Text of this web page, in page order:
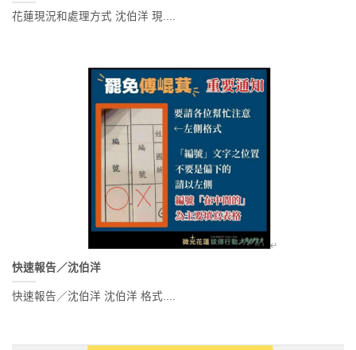
花蓮現況和處理方式 沈伯洋 現....
快速報告／沈伯洋
快速報告／沈伯洋 沈伯洋 格式....